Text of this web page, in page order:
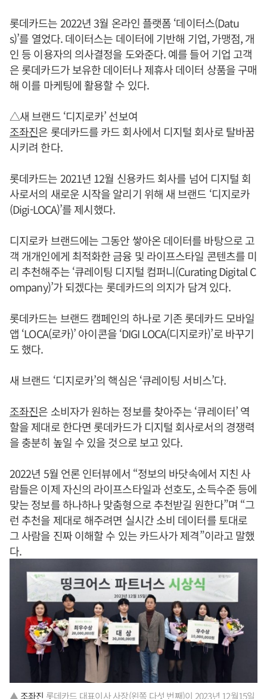
롯데카드는 2022년 3월 온라인 플랫폼 ‘데이터스(Datu
s)’를 열었다. 데이터스는 데이터에 기반해 기업, 가맹점, 개
인 등 이용자의 의사결정을 도와준다. 예를 들어 기업 고객
은 롯데카드가 보유한 데이터나 제휴사 데이터 상품을 구매
해 이를 마케팅에 활용할 수 있다.
△새 브랜드 ‘디지로카’ 선보여
조좌진은 롯데카드를 카드 회사에서 디지털 회사로 탈바꿈
시키려 한다.
롯데카드는 2021년 12월 신용카드 회사를 넘어 디지털 회
사로서의 새로운 시작을 알리기 위해 새 브랜드 ‘디지로카
(Digi-LOCA)’를 제시했다.
디지로카 브랜드에는 그동안 쌓아온 데이터를 바탕으로 고
객 개개인에게 최적화한 금융 및 라이프스타일 콘텐츠를 미
리 추천해주는 ‘큐레이팅 디지털 컴퍼니(Curating Digital C
ompany)’가 되겠다는 롯데카드의 의지가 담겨 있다.
롯데카드는 브랜드 캠페인의 하나로 기존 롯데카드 모바일
앱 ‘LOCA(로카)’ 아이콘을 ‘DIGI LOCA(디지로카)’로 바꾸기
도 했다.
새 브랜드 ‘디지로카’의 핵심은 ‘큐레이팅 서비스’다.
조좌진은 소비자가 원하는 정보를 찾아주는 ‘큐레이터’ 역
할을 제대로 한다면 롯데카드가 디지털 회사로서의 경쟁력
을 충분히 높일 수 있을 것으로 보고 있다.
2022년 5월 언론 인터뷰에서 “정보의 바닷속에서 지친 사
람들은 이제 자신의 라이프스타일과 선호도, 소득수준 등에
맞는 정보를 하나하나 맞춤형으로 추천받길 원한다”며 “그
런 추천을 제대로 해주려면 실시간 소비 데이터를 토대로
그 사람을 진짜 이해할 수 있는 카드사가 제격”이라고 말했
다.
▲조좌진 롯데카드 대표이사 사장(왼쪽 다섯 번째)이 2023년 12월15일